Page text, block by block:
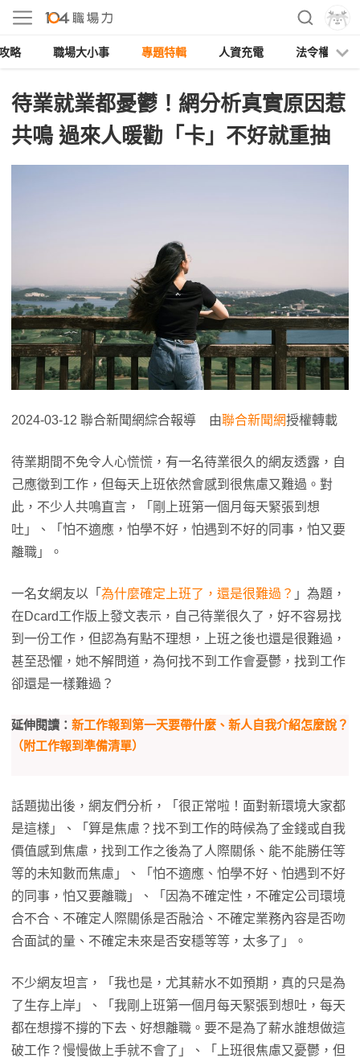
略 職場大小事 專題特輯 人資充電 法令權益
待業就業都憂鬱！網分析真實原因惹
共鳴 過來人暖勸「卡」不好就重抽
2024-03-12 聯合新聞網綜合報導 由聯合新聞網授權轉載
待業期間不免令人心慌慌，有一名待業很久的網友透露，自
己應徵到工作，但每天上班依然會感到很焦慮又難過。對
此，不少人共鳴直言，「剛上班第一個月每天緊張到想
吐」、「怕不適應，怕學不好，怕遇到不好的同事，怕又要
離職」。
一名女網友以「 為什麼確定上班了，還是很難過？ 」為題，
在Dcard工作版上發文表示，自己待業很久了，好不容易找
到一份工作，但認為有點不理想，上班之後也還是很難過，
甚至恐懼，她不解問道，為何找不到工作會憂鬱，找到工作
卻還是一樣難過？
延伸閱讀： 新工作報到第一天要帶什麼、新人自我介紹怎麼說？
（附工作報到準備清單）
話題拋出後，網友們分析，「很正常啦！面對新環境大家都
是這樣」、「算是焦慮？找不到工作的時候為了金錢或自我
價值感到焦慮，找到工作之後為了人際關係、能不能勝任等
等的未知數而焦慮」、「怕不適應、怕學不好、怕遇到不好
的同事，怕又要離職」、「因為不確定性，不確定公司環境
合不合、不確定人際關係是否融洽、不確定業務內容是否吻
合面試的量、不確定未來是否安穩等等，太多了」。
不少網友坦言，「我也是，尤其薪水不如預期，真的只是為
了生存上岸」、「我剛上班第一個月每天緊張到想吐，每天
都在想撐不撐的下去、好想離職。要不是為了薪水誰想做這
破工作？慢慢做上手就不會了」、「上班很焦慮又憂鬱，但